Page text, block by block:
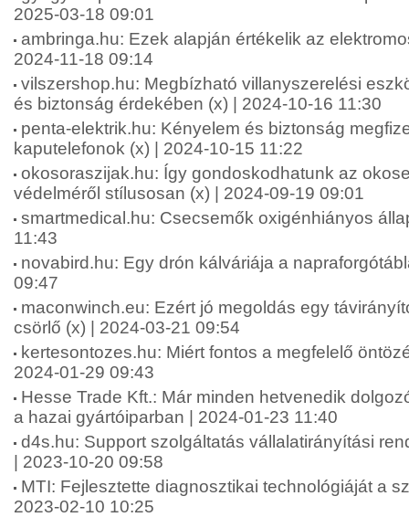
2025-03-18 09:01
ambringa.hu: Ezek alapján értékelik az
2024-11-18 09:14
vilszershop.hu: Megbízható villanyszerelési
és biztonság érdekében (x) | 2024-10-16 11:30
penta-elektrik.hu: Kényelem és biztonság
kaputelefonok (x) | 2024-10-15 11:22
okosoraszijak.hu: Így gondoskodhatunk az
védelméről stílusosan (x) | 2024-09-19 09:01
smartmedical.hu: Csecsemők oxigénhiányos
11:43
novabird.hu: Egy drón kálváriája a
09:47
maconwinch.eu: Ezért jó megoldás egy
csörlő (x) | 2024-03-21 09:54
kertesontozes.hu: Miért fontos a megfelelő
2024-01-29 09:43
Hesse Trade Kft.: Már minden hetvenedik
a hazai gyártóiparban | 2024-01-23 11:40
d4s.hu: Support szolgáltatás vállalatirányítási
| 2023-10-20 09:58
MTI: Fejlesztette diagnosztikai technológiáját a
2023-02-10 10:25